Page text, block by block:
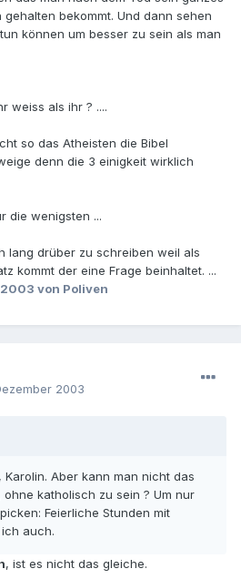
bekommt. Und dann sehen
können um besser zu sein als man
weiss als ihr ? ....
so das Atheisten die Bibel
denn die 3 einigkeit wirklich
die wenigsten ...
lang drüber zu schreiben weil als
kommt der eine Frage beinhaltet. ...
2003 von Poliven
2003
Aber kann man nicht das
katholisch zu sein ? Um nur
Feierliche Stunden mit
auch.
, ist es nicht das gleiche.